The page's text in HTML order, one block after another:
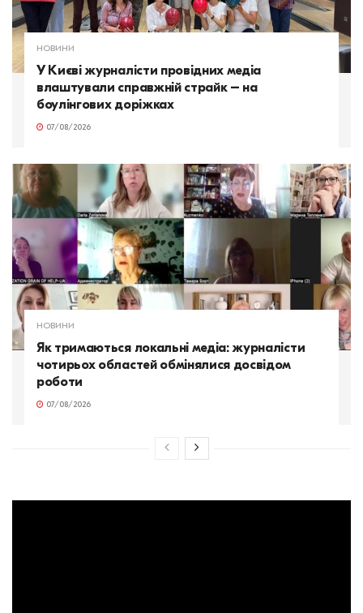
НОВИНИ
У Києві журналісти провідних медіа
влаштували справжній страйк – на
боулінгових доріжках
07/08/2026
НОВИНИ
Як тримаються локальні медіа: журналісти
чотирьох областей обмінялися досвідом
роботи
07/08/2026